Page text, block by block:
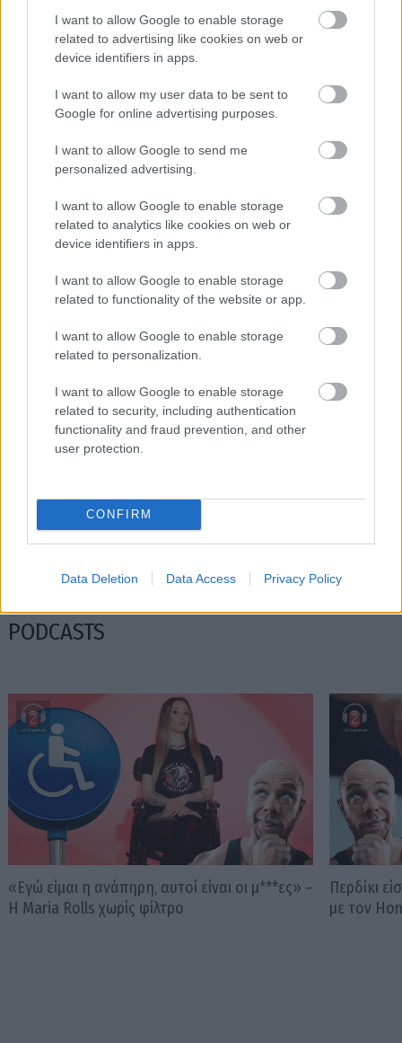
I want to allow Google to enable storage
related to advertising like cookies on web or
device identifiers in apps.
I want to allow my user data to be sent to
Google for online advertising purposes.
I want to allow Google to send me
personalized advertising.
I want to allow Google to enable storage
related to analytics like cookies on web or
device identifiers in apps.
I want to allow Google to enable storage
related to functionality of the website or app.
I want to allow Google to enable storage
related to personalization.
I want to allow Google to enable storage
related to security, including authentication
functionality and fraud prevention, and other
user protection.
CONFIRM
Data Deletion Data Access Privacy Policy
Τα τελευταία χρόνια με έχει κερδίσει σχεδόν ολοκληρωτικά
το διαδίκτυο. Διευρύνοντας τους ορίζοντές μου, δίνοντας
διέξοδο και μέσο έκφρασης σε θέματα που αφορούν στο πως
μόδα, ομορφιά, γαστρονομία, πολιτισμός, κοινωνικότητα, με
έμφαση στη γυναίκα, τις ανθρώπινες σχέσεις και το ευ ζην...
Διαβάστε επίσης
Angsana Corfu: Πολυτελής διαμονή,
γαστρονομία και ευεξία στην Κέρκυρα
Gran
PODCASTS
«Εγώ είμαι η ανάπηρη, αυτοί είναι οι μ***ες» –
Η Maria Rolls χωρίς φίλτρο
Περδίκι
με τον